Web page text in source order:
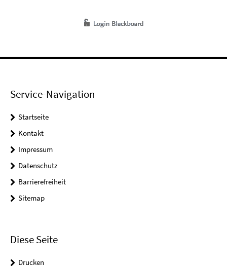
Service-Navigation
Startseite
Kontakt
Impressum
Datenschutz
Barrierefreiheit
Sitemap
Diese Seite
Drucken